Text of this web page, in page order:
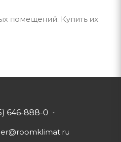
помещений. Купить их
646-888-0